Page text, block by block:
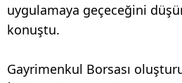
uygulamaya geçeceğini
konuştu.
Gayrimenkul Borsası